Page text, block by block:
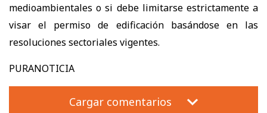
medioambientales o si debe limitarse estrictamente a
visar el permiso de edificación basándose en las
resoluciones sectoriales vigentes.
PURANOTICIA
Cargar comentarios